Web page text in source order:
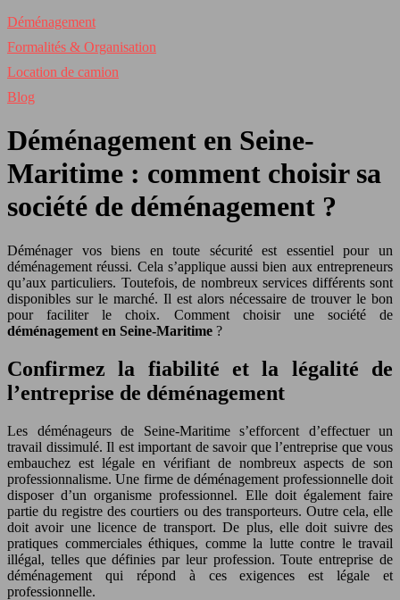
Déménagement
Formalités & Organisation
Location de camion
Blog
Déménagement en Seine-
Maritime : comment choisir sa
société de déménagement ?
Déménager vos biens en toute sécurité est essentiel pour un
déménagement réussi. Cela s’applique aussi bien aux entrepreneurs
qu’aux particuliers. Toutefois, de nombreux services différents sont
disponibles sur le marché. Il est alors nécessaire de trouver le bon
pour faciliter le choix. Comment choisir une société de
déménagement en Seine-Maritime ?
Confirmez la fiabilité et la légalité de
l’entreprise de déménagement
Les déménageurs de Seine-Maritime s’efforcent d’effectuer un
travail dissimulé. Il est important de savoir que l’entreprise que vous
embauchez est légale en vérifiant de nombreux aspects de son
professionnalisme. Une firme de déménagement professionnelle doit
disposer d’un organisme professionnel. Elle doit également faire
partie du registre des courtiers ou des transporteurs. Outre cela, elle
doit avoir une licence de transport. De plus, elle doit suivre des
pratiques commerciales éthiques, comme la lutte contre le travail
illégal, telles que définies par leur profession. Toute entreprise de
déménagement qui répond à ces exigences est légale et
professionnelle.